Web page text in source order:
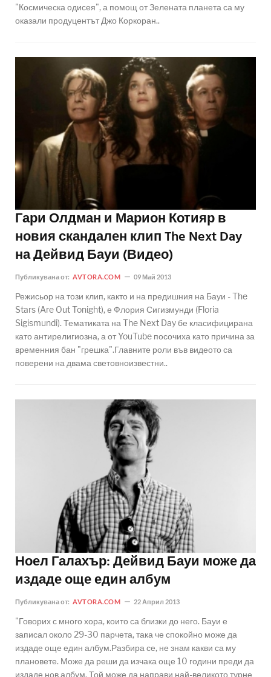
"Космическа одисея", а помощ от Зелената планета са му
оказали продуцентът Джо Коркоран..
Гари Олдман и Марион Котияр в
новия скандален клип The Next Day
на Дейвид Бауи (Видео)
Публикувана от: AVTORA.COM 09 Май 2013
Режисьор на този клип, както и на предишния на Бауи - The
Stars (Are Out Tonight), е Флория Сигизмунди (Floria
Sigismundi). Тематиката на The Next Day бе класифицирана
като антирелигиозна, а от YouTube посочиха като причина за
временния бан "грешка".Главните роли във видеото са
поверени на двама световноизвестни..
Ноел Галахър: Дейвид Бауи може да
издаде още един албум
Публикувана от: AVTORA.COM 22 Април 2013
"Говорих с много хора, които са близки до него. Бауи е
записал около 29-30 парчета, така че спокойно може да
издаде още един албум.Разбира се, не знам какви са му
плановете. Може да реши да изчака още 10 години преди да
издаде нов албум. Той може да направи най-великото турне